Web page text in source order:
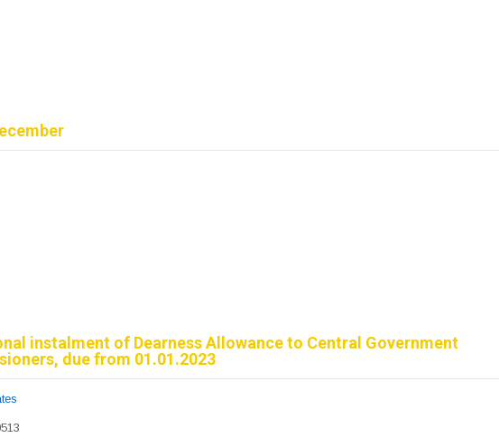
instalment of Dearness Allowance to Central Government
due from 01.01.2023